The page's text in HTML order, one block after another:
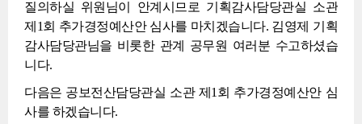
질의하실 위원님이 안계시므로 기획감사담당관실 소관
제1회 추가경정예산안 심사를 마치겠습니다. 김영제 기획
감사담당관님을 비롯한 관계 공무원 여러분 수고하셨습
니다.
다음은 공보전산담당관실 소관 제1회 추가경정예산안 심
사를 하겠습니다.